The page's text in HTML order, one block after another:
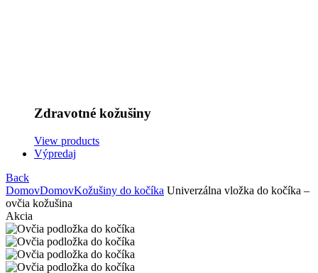
Zdravotné kožušiny
View products
Výpredaj
Back
DomovDomovKožušiny do kočíka Univerzálna vložka do kočíka –
ovčia kožušina
Akcia